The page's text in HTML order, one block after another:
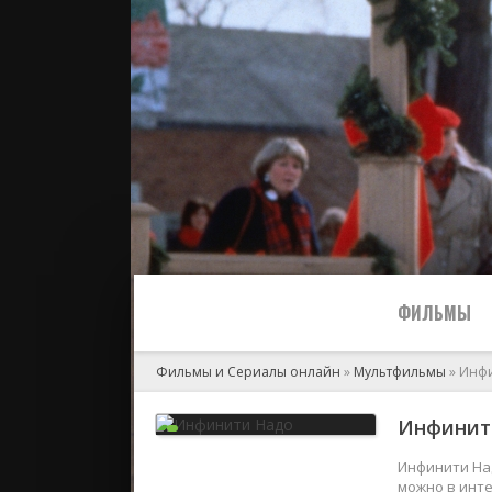
ФИЛЬМЫ
2024
Фильмы и Сериалы онлайн » Мультфильмы »
Инфинити
можно в